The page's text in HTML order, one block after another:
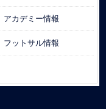
アカデミー情報
フットサル情報